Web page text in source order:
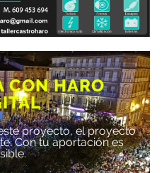
CON HARO
proyecto, el proyecto
Con tu aportación es